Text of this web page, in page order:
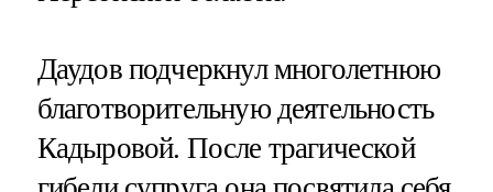
Даудов подчеркнул многолетнюю
благотворительную деятельность
Кадыровой. После трагической